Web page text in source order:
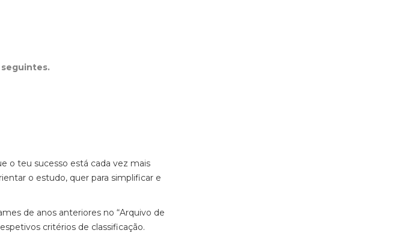
o teu sucesso está cada vez mais
o estudo, quer para simplificar e
de anos anteriores no “Arquivo de
critérios de classificação.